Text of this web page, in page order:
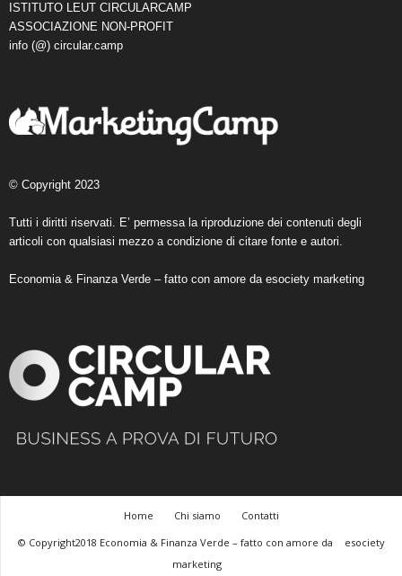
ISTITUTO LEUT CIRCULARCAMP
ASSOCIAZIONE NON-PROFIT
info (@) circular.camp
© Copyright 2023
Tutti i diritti riservati. E’ permessa la riproduzione dei contenuti degli
articoli con qualsiasi mezzo a condizione di citare fonte e autori.
Economia & Finanza Verde – fatto con amore da esociety marketing
Home Chi siamo
Contatti
© Copyright2018 Economia & Finanza Verde – fatto con amore da
esociety
marketing